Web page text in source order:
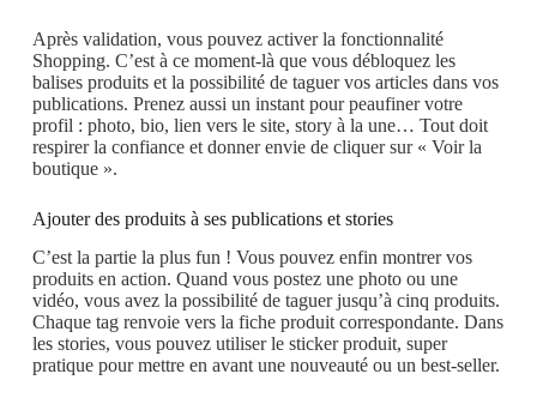
Après validation, vous pouvez activer la fonctionnalité
Shopping. C’est à ce moment-là que vous débloquez les
balises produits et la possibilité de taguer vos articles dans vos
publications. Prenez aussi un instant pour peaufiner votre
profil : photo, bio, lien vers le site, story à la une… Tout doit
respirer la confiance et donner envie de cliquer sur « Voir la
boutique ».
Ajouter des produits à ses publications et stories
C’est la partie la plus fun ! Vous pouvez enfin montrer vos
produits en action. Quand vous postez une photo ou une
vidéo, vous avez la possibilité de taguer jusqu’à cinq produits.
Chaque tag renvoie vers la fiche produit correspondante. Dans
les stories, vous pouvez utiliser le sticker produit, super
pratique pour mettre en avant une nouveauté ou un best-seller.